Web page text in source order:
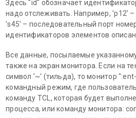
Здесь "id" обозначает
надо отслеживать. Например, 'p12' –
's45' – последовательный порт
идентификаторов элементов
Все данные, посылаемые
также на экран монитора. Если на
символ '~' (тильда), то монитор
командный режим, где
команду TCL, которая будет
процесса, или команду монитора: